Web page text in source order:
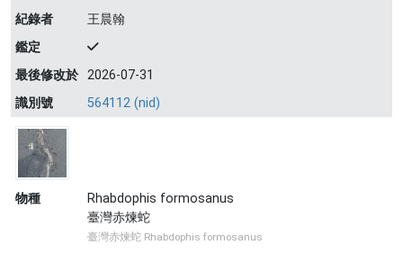
紀錄者
王晨翰
鑑定
最後修改於 2026-07-31
識別號
564112 (nid)
物種
Rhabdophis formosanus
臺灣赤煉蛇
臺灣赤煉蛇 Rhabdophis formosanus